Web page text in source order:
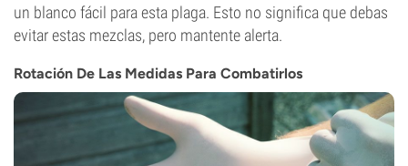
un blanco fácil para esta plaga. Esto no significa que debas
evitar estas mezclas, pero mantente alerta.
Rotación De Las Medidas Para Combatirlos